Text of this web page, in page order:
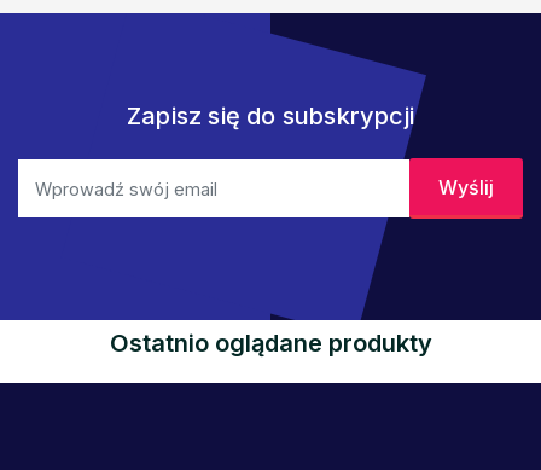
Zapisz się do subskrypcji
Ostatnio oglądane produkty